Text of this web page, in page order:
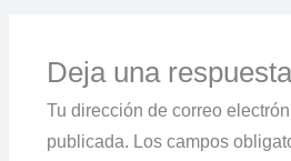
Deja una respuesta
Tu dirección de correo
publicada. Los campos